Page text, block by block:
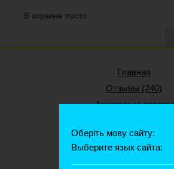
Оберіть мову сайту:
Выберите язык сайта:
В корзине пусто
Главная
Отзывы (240)
Акционные товары
Статьи
Сертификаты